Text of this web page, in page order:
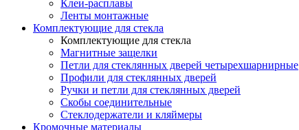
Клеи-расплавы
Ленты монтажные
Комплектующие для стекла
Комплектующие для стекла
Магнитные защелки
Петли для стеклянных дверей четырехшарнирные
Профили для стеклянных дверей
Ручки и петли для стеклянных дверей
Скобы соединительные
Стеклодержатели и кляймеры
Кромочные материалы